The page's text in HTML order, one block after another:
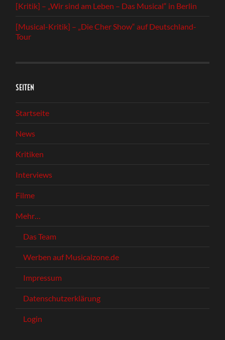
[Kritik] – „Wir sind am Leben – Das Musical“ in Berlin
[Musical-Kritik] – „Die Cher Show“ auf Deutschland-
Tour
SEITEN
Startseite
News
Kritiken
Interviews
Filme
Mehr…
Das Team
Werben auf Musicalzone.de
Impressum
Datenschutzerklärung
Login